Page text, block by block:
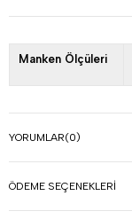
Manken Ölçüleri
YORUMLAR(0)
ÖDEME SEÇENEKLERI